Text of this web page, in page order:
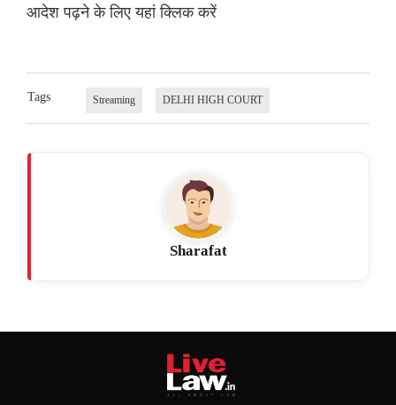
आदेश पढ़ने के लिए यहां क्लिक करें
Tags Streaming DELHI HIGH COURT
Sharafat